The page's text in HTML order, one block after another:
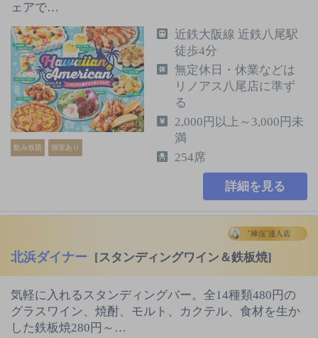
ェアで…
飲み放題 個室あり
近鉄大阪線 近鉄八尾駅
徒歩4分
無定休日・休業などは
リノアス八尾店に準ず
る
2,000円以上～3,000円未
満
254席
詳細を見る
北浜ダイナー [スタンディングワイン＆鉄板焼]
気軽に入れるスタンディングバー。全14種類480円の
グラスワイン、焼酎、モルト、カクテル、食材を生か
した鉄板焼280円～…